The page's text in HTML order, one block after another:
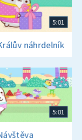
5:01
náhrdelník
5:01